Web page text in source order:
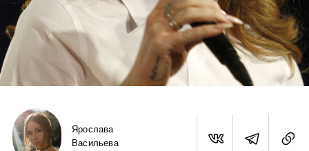
Ярослава
Васильева